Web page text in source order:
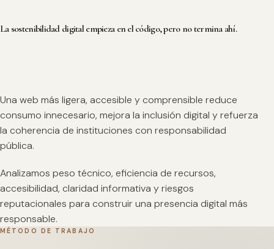
La sostenibilidad digital empieza en el código, pero no termina ahí.
Una web más ligera, accesible y comprensible reduce
consumo innecesario, mejora la inclusión digital y refuerza
la coherencia de instituciones con responsabilidad
pública.
Analizamos peso técnico, eficiencia de recursos,
accesibilidad, claridad informativa y riesgos
reputacionales para construir una presencia digital más
responsable.
MÉTODO DE TRABAJO